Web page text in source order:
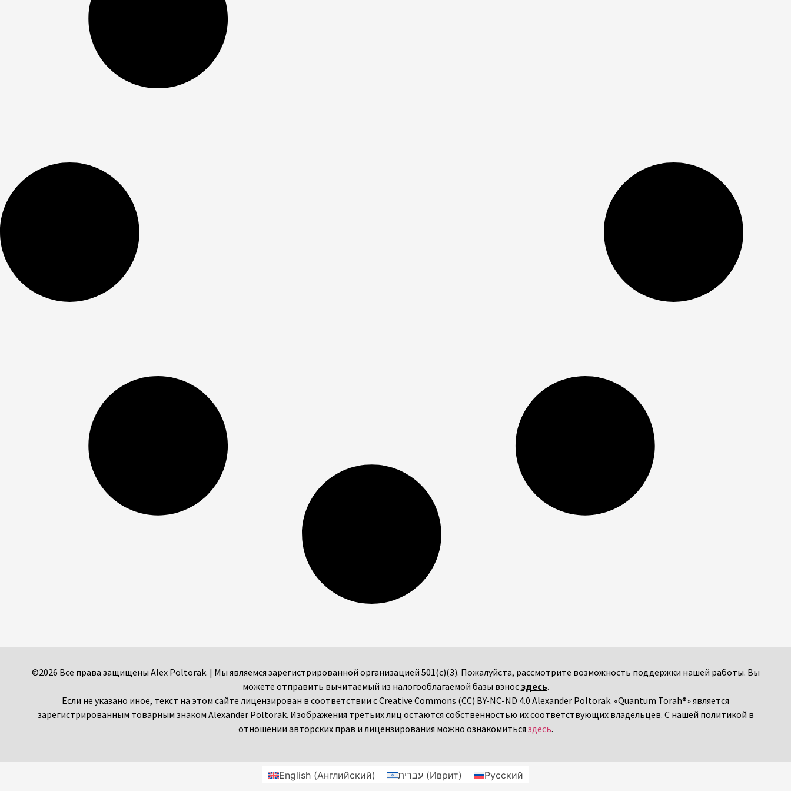
©2026 Все права защищены Alex Poltorak. | Мы являемся зарегистрированной организацией 501(c)(3). Пожалуйста, рассмотрите возможность поддержки нашей работы. Вы
можете отправить вычитаемый из налогооблагаемой базы взнос здесь.
Если не указано иное, текст на этом сайте лицензирован в соответствии с Creative Commons (CC) BY-NC-ND 4.0 Alexander Poltorak. «Quantum Torah®» является
зарегистрированным товарным знаком Alexander Poltorak. Изображения третьих лиц остаются собственностью их соответствующих владельцев. С нашей политикой в
отношении авторских прав и лицензирования можно ознакомиться здесь.
English(Английский) עברית(Иврит) Русский